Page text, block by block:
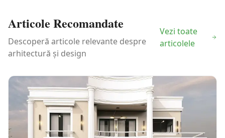
Articole Recomandate
Descoperă articole relevante despre
arhitectură și design
Vezi toate
articolele